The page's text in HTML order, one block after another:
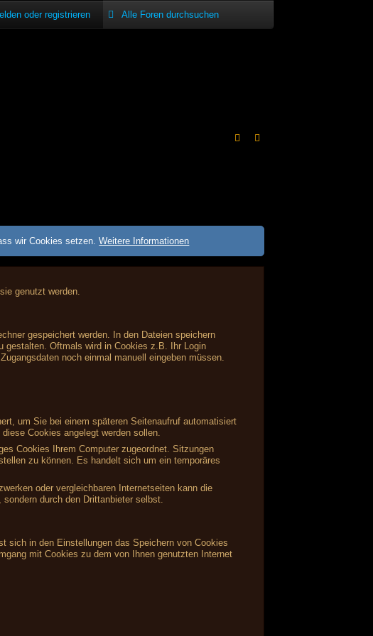
oder registrieren
wir Cookies setzen.Weitere Informationen
genutzt werden.
gespeichert werden. In den Dateien speichern
gestalten. Oftmals wird in Cookies z.B. Ihr Login
noch einmal manuell eingeben müssen.
um Sie bei einem späteren Seitenaufruf automatisiert
Cookies angelegt werden sollen.
Cookies Ihrem Computer zugeordnet. Sitzungen
zu können. Es handelt sich um ein temporäres
oder vergleichbaren Internetseiten kann die
durch den Drittanbieter selbst.
sich in den Einstellungen das Speichern von Cookies
mit Cookies zu dem von Ihnen genutzten Internet